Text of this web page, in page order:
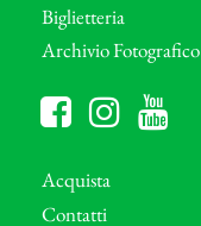
Biglietteria
Archivio Fotografico
Acquista
Contatti